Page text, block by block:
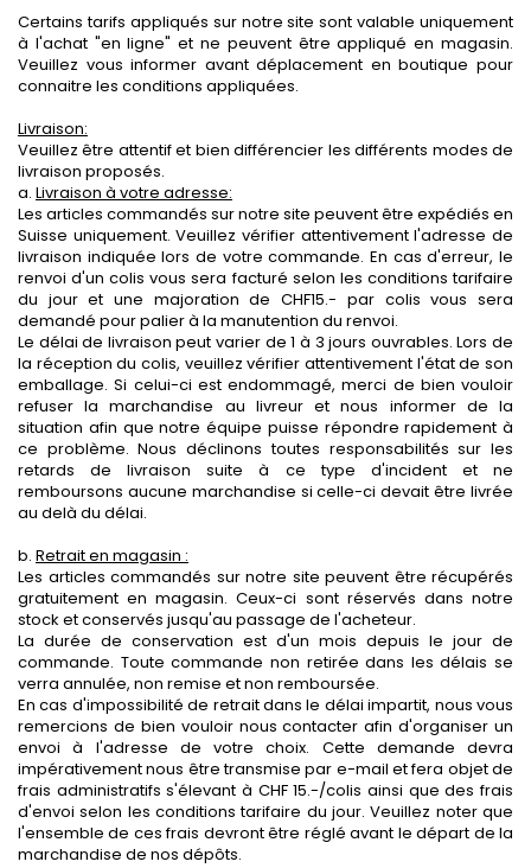
Certains tarifs appliqués sur notre site sont valable uniquement
à l'achat "en ligne" et ne peuvent être appliqué en magasin.
Veuillez vous informer avant déplacement en boutique pour
connaitre les conditions appliquées.
Livraison:
Veuillez être attentif et bien différencier les différents modes de
livraison proposés.
a. Livraison à votre adresse:
Les articles commandés sur notre site peuvent être expédiés en
Suisse uniquement. Veuillez vérifier attentivement l'adresse de
livraison indiquée lors de votre commande. En cas d'erreur, le
renvoi d'un colis vous sera facturé selon les conditions tarifaire
du jour et une majoration de CHF15.- par colis vous sera
demandé pour palier à la manutention du renvoi.
Le délai de livraison peut varier de 1 à 3 jours ouvrables. Lors de
la réception du colis, veuillez vérifier attentivement l'état de son
emballage. Si celui-ci est endommagé, merci de bien vouloir
refuser la marchandise au livreur et nous informer de la
situation afin que notre équipe puisse répondre rapidement à
ce problème. Nous déclinons toutes responsabilités sur les
retards de livraison suite à ce type d'incident et ne
remboursons aucune marchandise si celle-ci devait être livrée
au delà du délai.
b. Retrait en magasin :
Les articles commandés sur notre site peuvent être récupérés
gratuitement en magasin. Ceux-ci sont réservés dans notre
stock et conservés jusqu'au passage de l'acheteur.
La durée de conservation est d'un mois depuis le jour de
commande. Toute commande non retirée dans les délais se
verra annulée, non remise et non remboursée.
En cas d'impossibilité de retrait dans le délai impartit, nous vous
remercions de bien vouloir nous contacter afin d'organiser un
envoi à l'adresse de votre choix. Cette demande devra
impérativement nous être transmise par e-mail et fera objet de
frais administratifs s'élevant à CHF 15.-/colis ainsi que des frais
d'envoi selon les conditions tarifaire du jour. Veuillez noter que
l'ensemble de ces frais devront être réglé avant le départ de la
marchandise de nos dépôts.